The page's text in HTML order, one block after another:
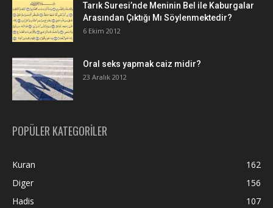
Tarık Suresi’nde Meninin Bel ile Kaburgalar
Arasından Çıktığı Mı Söylenmektedir?
6 Ekim 2012
Oral seks yapmak caiz midir?
23 Aralık 2012
POPÜLER KATEGORİLER
Kuran
162
Diger
156
Hadis
107